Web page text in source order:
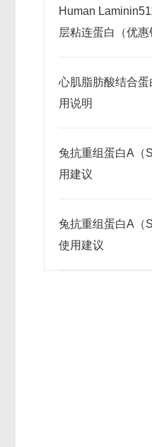
Human
层粘连蛋白（优惠
心肌脂肪酸结合
用说明
兔抗重组蛋白A（
用建议
兔抗重组蛋白A（
使用建议